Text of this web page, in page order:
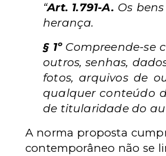
“Art. 1.791-A. Os
herança.
§ 1ºCompreende-se
outros, senhas,
fotos, arquivos de
qualquer conteúdo
de titularidade do
A norma proposta
contemporâneo não se